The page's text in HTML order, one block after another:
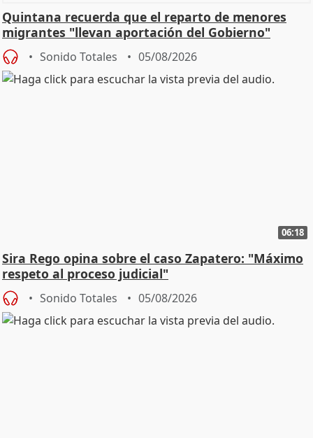
Quintana recuerda que el reparto de menores
migrantes "llevan aportación del Gobierno"
central
Sonido Totales 05/08/2026
06:18
Sira Rego opina sobre el caso Zapatero: "Máximo
respeto al proceso judicial"
Sonido Totales 05/08/2026